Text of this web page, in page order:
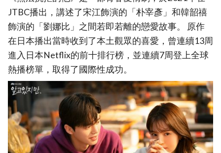
JTBC播出，講述了宋江飾演的「朴宰彥」和韓韶禧
飾演的「劉娜比」之間若即若離的戀愛故事。 原作
在日本播出當時收到了本土觀眾的喜愛，曾連續13周
進入日本Netflix的前十排行榜，並連續7周登上全球
熱播榜單，取得了國際性成功。